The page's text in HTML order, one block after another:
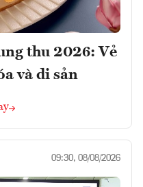
thu 2026: Vẻ
và di sản
09:30, 08/08/2026